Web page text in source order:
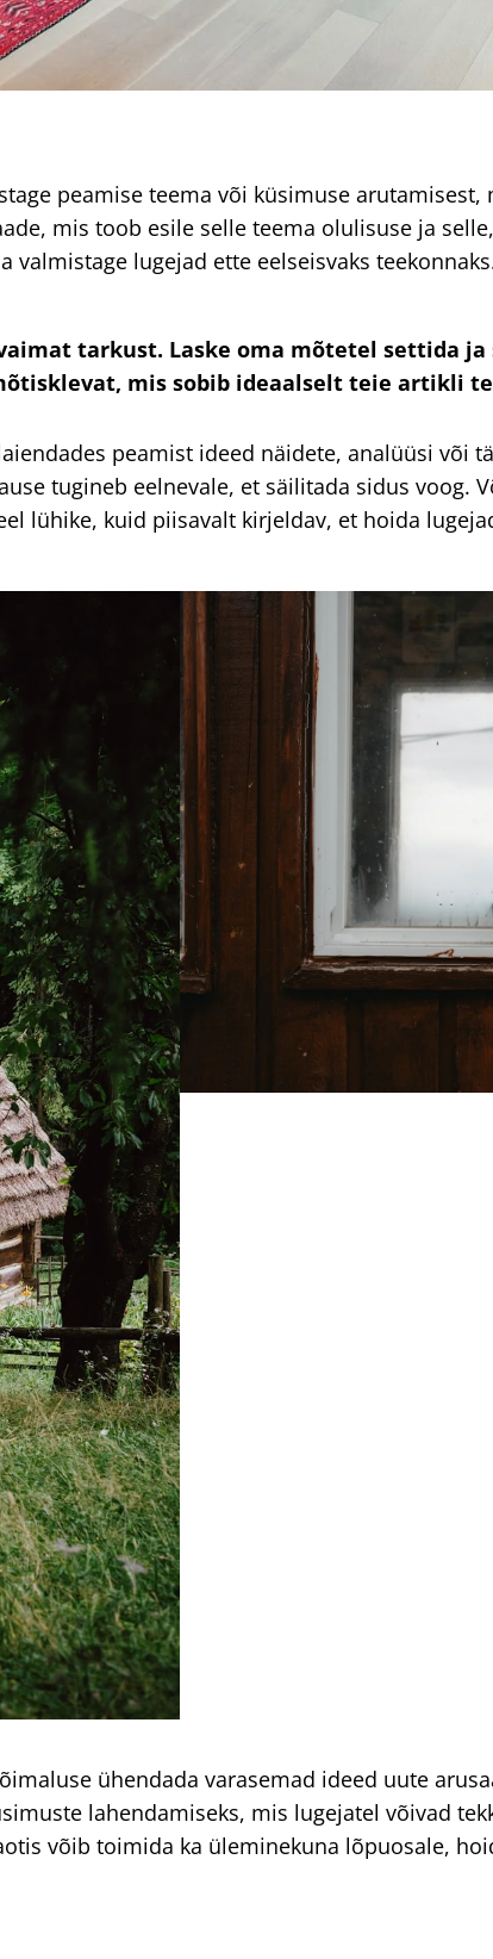
peamise teema või küsimuse
mis toob esile selle teema olulisuse ja
lugejad ette eelseisvaks
tarkust. Laske oma mõtetel settida ja
mis sobib ideaalselt teie artikli
peamist ideed näidete, analüüsi või
tugineb eelnevale, et säilitada sidus voog.
lühike, kuid piisavalt kirjeldav, et hoida
ühendada varasemad ideed uute
lahendamiseks, mis lugejatel võivad
võib toimida ka üleminekuna lõpuosale,